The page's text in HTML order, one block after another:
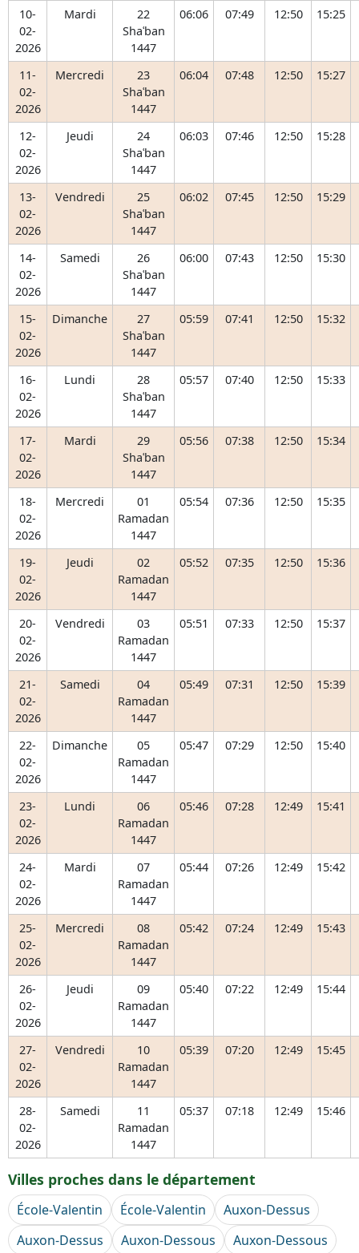
10-
02-
2026
Mardi
22
Shaʿban
1447
06:06 07:49 12:50 15:25
11-
02-
2026
Mercredi
23
Shaʿban
1447
06:04 07:48 12:50 15:27
12-
02-
2026
Jeudi
24
Shaʿban
1447
06:03 07:46 12:50 15:28
13-
02-
2026
Vendredi
25
Shaʿban
1447
06:02 07:45 12:50 15:29
14-
02-
2026
Samedi
26
Shaʿban
1447
06:00 07:43 12:50 15:30
15-
02-
2026
Dimanche
27
Shaʿban
1447
05:59 07:41 12:50 15:32
16-
02-
2026
Lundi
28
Shaʿban
1447
05:57 07:40 12:50 15:33
17-
02-
2026
Mardi
29
Shaʿban
1447
05:56 07:38 12:50 15:34
18-
02-
2026
Mercredi
01
Ramadan
1447
05:54 07:36 12:50 15:35
19-
02-
2026
Jeudi
02
Ramadan
1447
05:52 07:35 12:50 15:36
20-
02-
2026
Vendredi
03
Ramadan
1447
05:51 07:33 12:50 15:37
21-
02-
2026
Samedi
04
Ramadan
1447
05:49 07:31 12:50 15:39
22-
02-
2026
Dimanche
05
Ramadan
1447
05:47 07:29 12:50 15:40
23-
02-
2026
Lundi
06
Ramadan
1447
05:46 07:28 12:49 15:41
24-
02-
2026
Mardi
07
Ramadan
1447
05:44 07:26 12:49 15:42
25-
02-
2026
Mercredi
08
Ramadan
1447
05:42 07:24 12:49 15:43
26-
02-
2026
Jeudi
09
Ramadan
1447
05:40 07:22 12:49 15:44
27-
02-
2026
Vendredi
10
Ramadan
1447
05:39 07:20 12:49 15:45
28-
02-
2026
Samedi
11
Ramadan
1447
05:37 07:18 12:49 15:46
Villes proches dans le département
École-Valentin École-Valentin
Auxon-Dessus
Auxon-Dessus
Auxon-Dessous Auxon-Dessous